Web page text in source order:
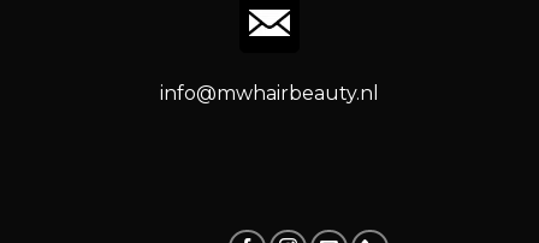
info@mwhairbeauty.nl